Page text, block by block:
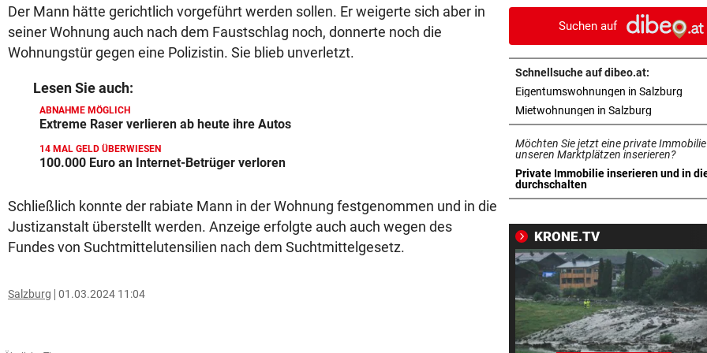
Der Mann hätte gerichtlich vorgeführt werden sollen. Er weigerte sich aber in
seiner Wohnung auch nach dem Faustschlag noch, donnerte noch die
Wohnungstür gegen eine Polizistin. Sie blieb unverletzt.
Lesen Sie auch:
ABNAHME MÖGLICH
Extreme Raser verlieren ab heute ihre Autos
14 MAL GELD ÜBERWIESEN
100.000 Euro an Internet-Betrüger verloren
Schließlich konnte der rabiate Mann in der Wohnung festgenommen und in die
Justizanstalt überstellt werden. Anzeige erfolgte auch auch wegen des
Fundes von Suchtmittelutensilien nach dem Suchtmittelgesetz.
Salzburg 01.03.2024 11:04
im Start-Hit
REGIONALLIGA NORD vor
„Das war ein echtes
von uns“
LIEFERING VERLIERT
Enttäuschende Zweitliga-
Rückkehr nach Grödig
SCHWER VERLETZT
Kreuzung mit Pkw
RED BULL SALZBURG/WAC vor 17
Verhounig mit Klausel,
am Prüfstand
VERHEERENDE UNWETTER vor
Suchen auf
Schnellsuche auf dibeo.at:
Eigentumswohnungen in Salzburg
Mietwohnungen in Salzburg
Möchten Sie jetzt eine private
unseren Marktplätzen inserieren?
Private Immobilie inserieren und in
durchschalten
in neuem Tab öffnen
KRONE.TV